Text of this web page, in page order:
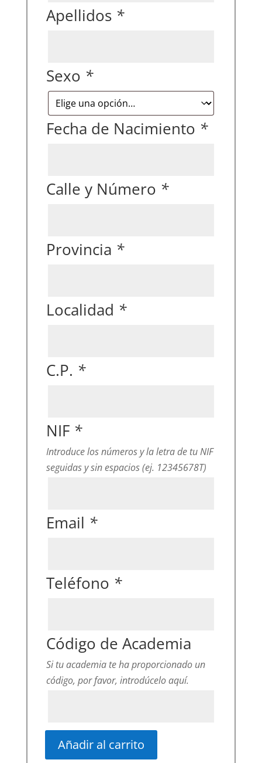
Apellidos *
Sexo *
Fecha de Nacimiento *
Calle y Número *
Provincia *
Localidad *
C.P. *
NIF *
Introduce los números y la letra de tu NIF
seguidas y sin espacios (ej. 12345678T)
Email *
Teléfono *
Código de Academia
Si tu academia te ha proporcionado un
código, por favor, introdúcelo aquí.
Añadir al carrito